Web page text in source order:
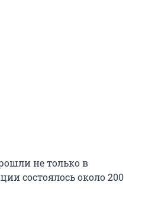
не только в
состоялось около 200